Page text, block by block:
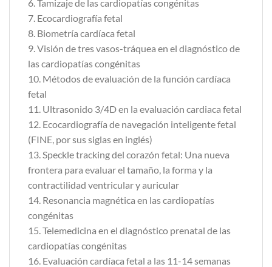
6. Tamizaje de las cardiopatías congénitas
7. Ecocardiografía fetal
8. Biometría cardíaca fetal
9. Visión de tres vasos-tráquea en el diagnóstico de
las cardiopatías congénitas
10. Métodos de evaluación de la función cardíaca
fetal
11. Ultrasonido 3/4D en la evaluación cardiaca fetal
12. Ecocardiografía de navegación inteligente fetal
(FINE, por sus siglas en inglés)
13. Speckle tracking del corazón fetal: Una nueva
frontera para evaluar el tamaño, la forma y la
contractilidad ventricular y auricular
14. Resonancia magnética en las cardiopatías
congénitas
15. Telemedicina en el diagnóstico prenatal de las
cardiopatías congénitas
16. Evaluación cardíaca fetal a las 11-14 semanas